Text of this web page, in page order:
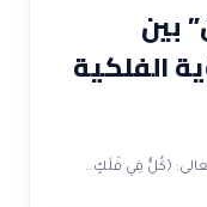
بين
الفلكية
﴿كُلٌّ فِي فَلَكٍ…